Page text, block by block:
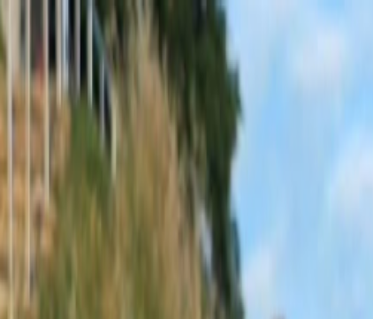
Sobota, 8. augusta 2026 Meniny má Oskar